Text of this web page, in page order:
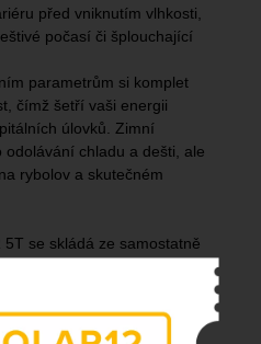
před vniknutím vlhkosti,
počasí či šplouchající
parametrům si komplet
čímž šetří vaši energii
úlovků. Zimní
chladu a dešti, ale
rybolov a skutečném
se skládá ze samostatně
dohromady tvoří
čelit extrémním